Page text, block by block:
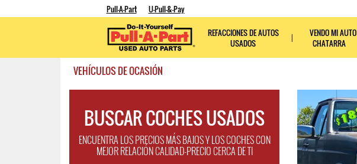
Pull-A-Part U-Pull-&-Pay
REFACCIONES DE AUTOS
USADOS
VENDO MI AUTO
CHATARRA
VEHÍCULOS DE OCASIÓN
BUSCAR COCHES USADOS
ENCUENTRA LOS PRECIOS MÁS BAJOS Y LOS COCHES CON
MEJOR RELACIÓN CALIDAD-PRECIO CERCA DE TI